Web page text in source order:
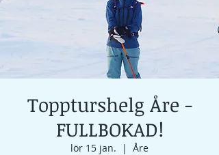
Toppturshelg Åre -
FULLBOKAD!
lör 15 jan.
  |
Åre